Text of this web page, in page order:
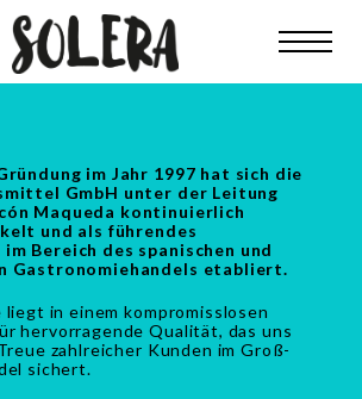
im Jahr 1997 hat sich die
GmbH unter der Leitung
Maqueda kontinuierlich
und als führendes
Bereich des spanischen und
Gastronomiehandels etabliert.
liegt in einem kompromisslosen
hervorragende Qualität, das uns
zahlreicher Kunden im Groß-
sichert.